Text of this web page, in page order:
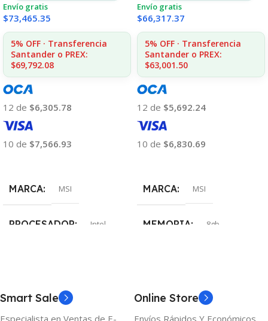
Envío gratis
$73,465.35
5% OFF · Transferencia
Santander o PREX:
$69,792.08
12 de $6,305.78
10 de $7,566.93
MARCA MSI
PROCESADOR Intel
ALMACENAMIENTO
Envío gratis
$66,317.37
5% OFF · Transferencia
Santander o PREX:
$63,001.50
12 de $5,692.24
10 de $6,830.69
MARCA MSI
MEMORIA 8gb
Smart Sale Online Store